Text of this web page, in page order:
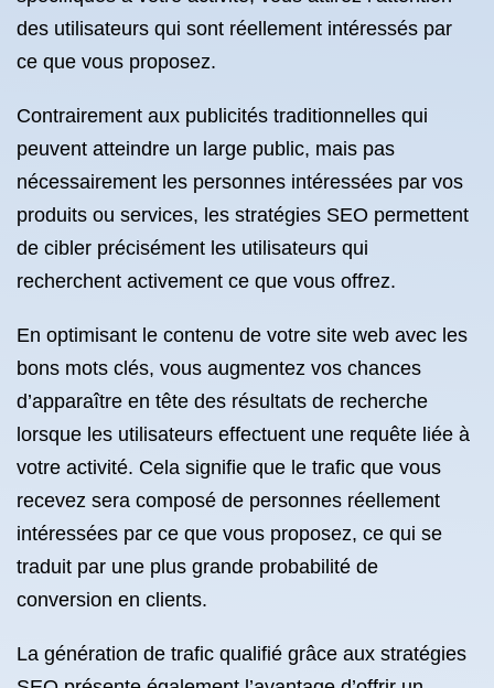
des utilisateurs qui sont réellement intéressés par
ce que vous proposez.
Contrairement aux publicités traditionnelles qui
peuvent atteindre un large public, mais pas
nécessairement les personnes intéressées par vos
produits ou services, les stratégies SEO permettent
de cibler précisément les utilisateurs qui
recherchent activement ce que vous offrez.
En optimisant le contenu de votre site web avec les
bons mots clés, vous augmentez vos chances
d’apparaître en tête des résultats de recherche
lorsque les utilisateurs effectuent une requête liée à
votre activité. Cela signifie que le trafic que vous
recevez sera composé de personnes réellement
intéressées par ce que vous proposez, ce qui se
traduit par une plus grande probabilité de
conversion en clients.
La génération de trafic qualifié grâce aux stratégies